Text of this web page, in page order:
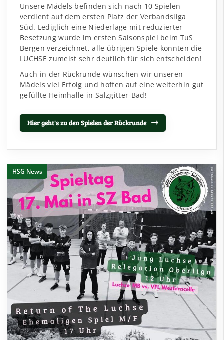
Unsere Mädels befinden sich nach 10 Spielen
verdient auf dem ersten Platz der Verbandsliga
Süd. Lediglich eine Niederlage mit reduzierter
Besetzung wurde im ersten Saisonspiel beim TuS
Bergen verzeichnet, alle übrigen Spiele konnten die
LUCHSE zumeist sehr deutlich für sich entscheiden!
Auch in der Rückrunde wünschen wir unseren
Mädels viel Erfolg und hoffen auf eine weiterhin gut
gefüllte Heimhalle in Salzgitter-Bad!
Hier geht's zu den Spielen der Rückrunde
HSG News